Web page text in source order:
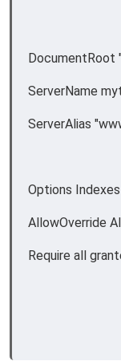
ServerName
ServerAlias
Options
AllowOverride
Require all